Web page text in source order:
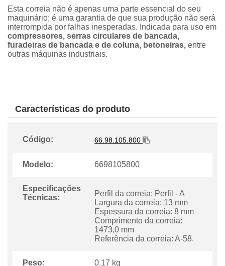
Esta correia não é apenas uma parte essencial do seu
maquinário; é uma garantia de que sua produção não será
interrompida por falhas inesperadas. Indicada para uso em
compressores, serras circulares de bancada,
furadeiras de bancada e de coluna, betoneiras, entre
outras máquinas industriais.
Características do produto
Código: 66.98.105.800
Modelo: 6698105800
Especificações
Técnicas:
Perfil da correia: Perfil - A
Largura da correia: 13 mm
Espessura da correia: 8 mm
Comprimento da correia:
1473,0 mm
Referência da correia: A-58.
Peso: 0.17 kg